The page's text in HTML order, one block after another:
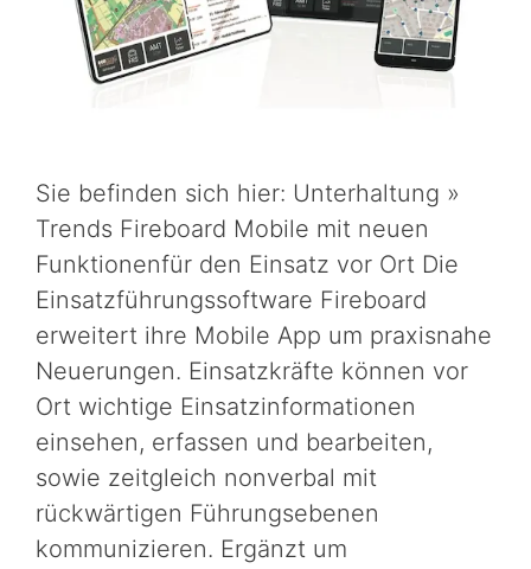
Sie befinden sich hier: Unterhaltung »
Trends Fireboard Mobile mit neuen
Funktionenfür den Einsatz vor Ort Die
Einsatzführungssoftware Fireboard
erweitert ihre Mobile App um praxisnahe
Neuerungen. Einsatzkräfte können vor
Ort wichtige Einsatzinformationen
einsehen, erfassen und bearbeiten,
sowie zeitgleich nonverbal mit
rückwärtigen Führungsebenen
kommunizieren. Ergänzt um